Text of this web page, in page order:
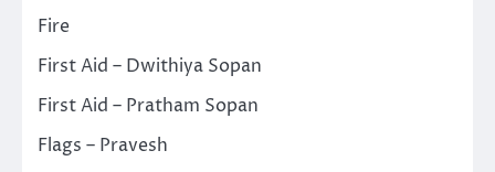
Fire
First Aid – Dwithiya Sopan
First Aid – Pratham Sopan
Flags – Pravesh